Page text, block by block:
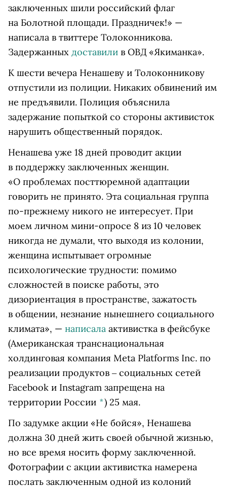
заключенных шили российский флаг
на Болотной площади. Праздничек!» —
написала в твиттере Толоконникова.
Задержанных доставили в ОВД «Якиманка».
К шести вечера Ненашеву и Толоконникову
отпустили из полиции. Никаких обвинений им
не предъявили. Полиция объяснила
задержание попыткой со стороны активисток
нарушить общественный порядок.
Ненашева уже 18 дней проводит акции
в поддержку заключенных женщин.
«О проблемах посттюремной адаптации
говорить не принято. Эта социальная группа
по-прежнему никого не интересует. При
моем личном мини-опросе 8 из 10 человек
никогда не думали, что выходя из колонии,
женщина испытывает огромные
психологические трудности: помимо
сложностей в поиске работы, это
дизориентация в пространстве, зажатость
в общении, незнание нынешнего социального
климата», — написала активистка в фейсбуке
(Американская транснациональная
холдинговая компания Meta Platforms Inc. по
реализации продуктов ‒ социальных сетей
Facebook и Instagram запрещена на
территории России *) 25 мая.
По задумке акции «Не бойся», Ненашева
должна 30 дней жить своей обычной жизнью,
но все время носить форму заключенной.
Фотографии с акции активистка намерена
послать заключенным одной из колоний